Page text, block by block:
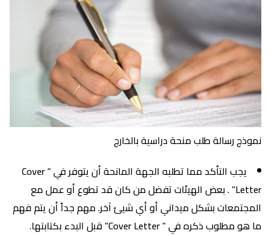
نموذج رسالة طلب منحة دراسية بالخارج
يجب التأكد مما تطلبه الجهة المانحة أن يتوفر في ” Cover
Letter” . بعض الهيئات تفضل من كان قد تطوع أو عمل مع
المجتمعات بشكل ميداني أو أي شيئ آخر. مهم جداً أن يتم فهم
ما هو مطلوب ذكره في ” Cover Letter” قبل البدء بكتابتها.